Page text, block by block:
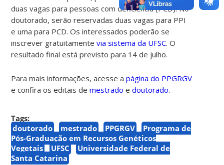
duas vagas para pessoas com deficiência (PCD). No
doutorado, serão reservadas duas vagas para PPI
e uma para PCD. Os interessados poderão se
inscrever gratuitamentevia sistema da UFSC. O
resultado final está previsto para 14 de julho.
Para mais informações, acesse a página do PPGRGV
e confira os editais de mestrado edoutorado.
Tags:
doutorado
mestrado PPGRGV
Programa de
Pós-Graduação em Recursos Genéticos
Vegetais
UFSC
Universidade Federal de
Santa Catarina